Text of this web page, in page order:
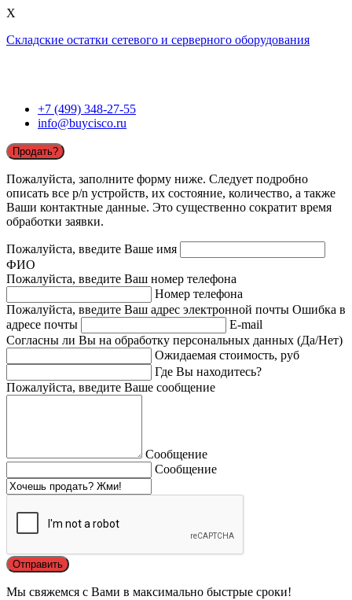
X
Складские остатки сетевого и серверного оборудования
+7 (499) 348-27-55
info@buycisco.ru
Продать?
Пожалуйста, заполните форму ниже. Следует подробно
описать все p/n устройств, их состояние, количество, а также
Ваши контактные данные. Это существенно сократит время
обработки заявки.
Пожалуйста, введите Ваше имя
ФИО
Пожалуйста, введите Ваш номер телефона
Номер телефона
Пожалуйста, введите Ваш адрес электронной почты Ошибка в
адресе почты
E-mail
Согласны ли Вы на обработку персональных данных (Да/Нет)
Ожидаемая стоимость, руб
Где Вы находитесь?
Пожалуйста, введите Ваше сообщение
Сообщение
Сообщение
Мы свяжемся с Вами в максимально быстрые сроки!